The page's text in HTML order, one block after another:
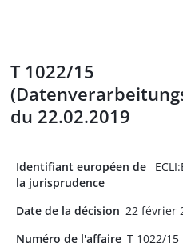
T 1022/15
du 22.02.2019
Identifiant européen de
la jurisprudence
Date de la décision 22 février
Numéro de l'affaire T 1022/15